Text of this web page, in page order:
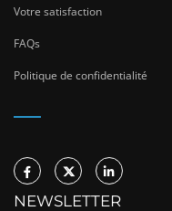
Votre satisfaction
FAQs
Politique de confidentialité
NEWSLETTER